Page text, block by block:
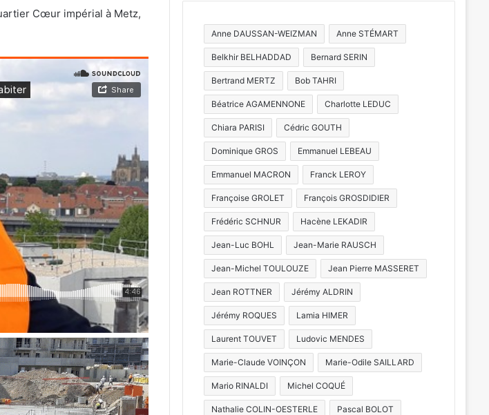
Cœur impérial à Metz,
Anne DAUSSAN-WEIZMAN Anne STÉMART
Belkhir BELHADDAD Bernard SERIN
Bertrand MERTZ Bob TAHRI
Béatrice AGAMENNONE Charlotte LEDUC
Chiara PARISI Cédric GOUTH
Dominique GROS Emmanuel LEBEAU
Emmanuel MACRON Franck LEROY
Françoise GROLET François GROSDIDIER
Frédéric SCHNUR Hacène LEKADIR
Jean-Luc BOHL Jean-Marie RAUSCH
Jean-Michel TOULOUZE Jean Pierre MASSERET
Jean ROTTNER Jérémy ALDRIN
Jérémy ROQUES Lamia HIMER
Laurent TOUVET Ludovic MENDES
Marie-Claude VOINÇON Marie-Odile SAILLARD
Mario RINALDI Michel COQUÉ
Nathalie COLIN-OESTERLE Pascal BOLOT